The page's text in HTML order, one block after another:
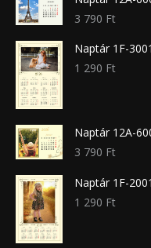
3 790 Ft
Naptár 1F-
1 290 Ft
Naptár 12A-
3 790 Ft
Naptár 1F-
1 290 Ft